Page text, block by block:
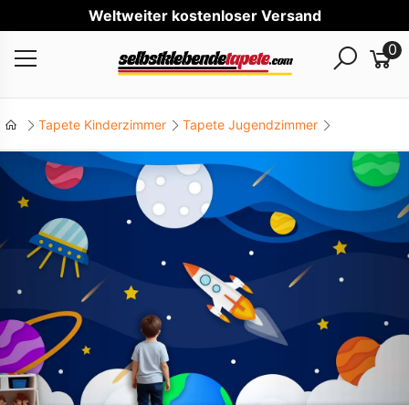
Welt
0
Tapete Kinderzimmer Tapete Jugendzimmer